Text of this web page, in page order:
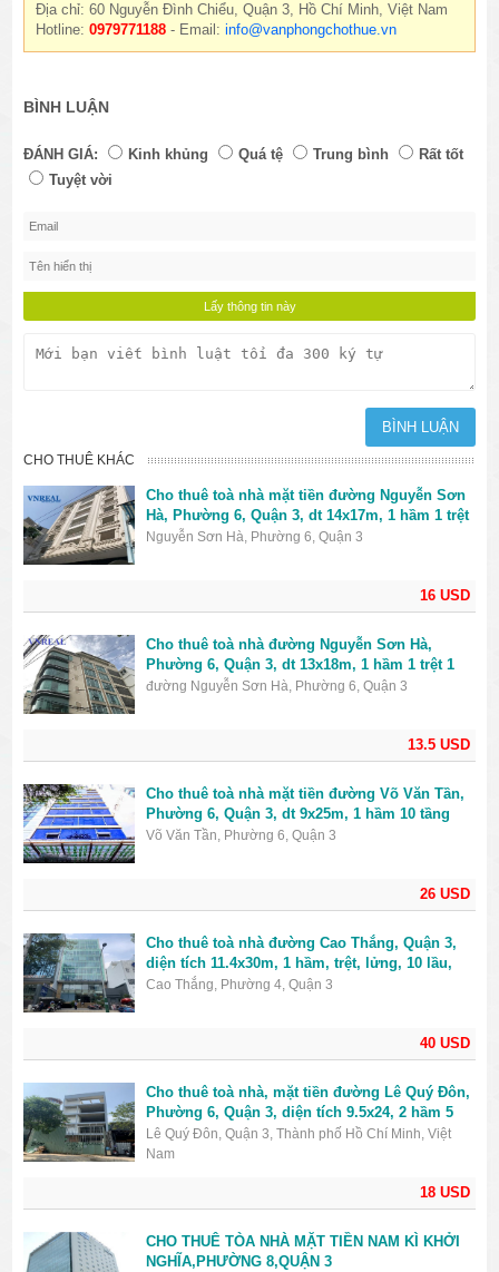
Địa chỉ: 60 Nguyễn Đình Chiểu, Quận 3, Hồ Chí Minh, Việt Nam
Hotline:0979771188 - Email:info@vanphongchothue.vn
BÌNH LUẬN
ĐÁNH GIÁ: Kinh khủng Quá tệ Trung bình
Rất tốt
Tuyệt vời
CHO THUÊ KHÁC
16 USD
Cho thuê toà nhà mặt tiền đường Nguyễn Sơn
Hà, Phường 6, Quận 3, dt 14x17m, 1 hầm 1 trệt
6 lầu, giá 16000USD
Nguyễn Sơn Hà, Phường 6, Quận 3
13.5 USD
Cho thuê toà nhà đường Nguyễn Sơn Hà,
Phường 6, Quận 3, dt 13x18m, 1 hầm 1 trệt 1
lửng 6 lầu, giá 13500USD
đường Nguyễn Sơn Hà, Phường 6, Quận 3
26 USD
Cho thuê toà nhà mặt tiền đường Võ Văn Tần,
Phường 6, Quận 3, dt 9x25m, 1 hầm 10 tầng
nổi, giá 26000USD
Võ Văn Tần, Phường 6, Quận 3
40 USD
Cho thuê toà nhà đường Cao Thắng, Quận 3,
diện tích 11.4x30m, 1 hầm, trệt, lửng, 10 lầu,
giá 40000USD
Cao Thắng, Phường 4, Quận 3
18 USD
Cho thuê toà nhà, mặt tiền đường Lê Quý Đôn,
Phường 6, Quận 3, diện tích 9.5x24, 2 hầm 5
lầu, giá 18000USD
Lê Quý Đôn, Quận 3, Thành phố Hồ Chí Minh, Việt
Nam
CHO THUÊ TÒA NHÀ MẶT TIỀN NAM KÌ KHỞI
NGHĨA,PHƯỜNG 8,QUẬN 3